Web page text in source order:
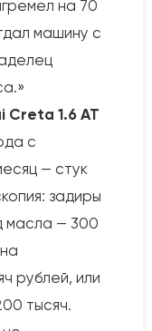
на 70
машину с
Creta 1.6 AT
с
— стук
задиры
масла — 300
рублей, или
тысяч.